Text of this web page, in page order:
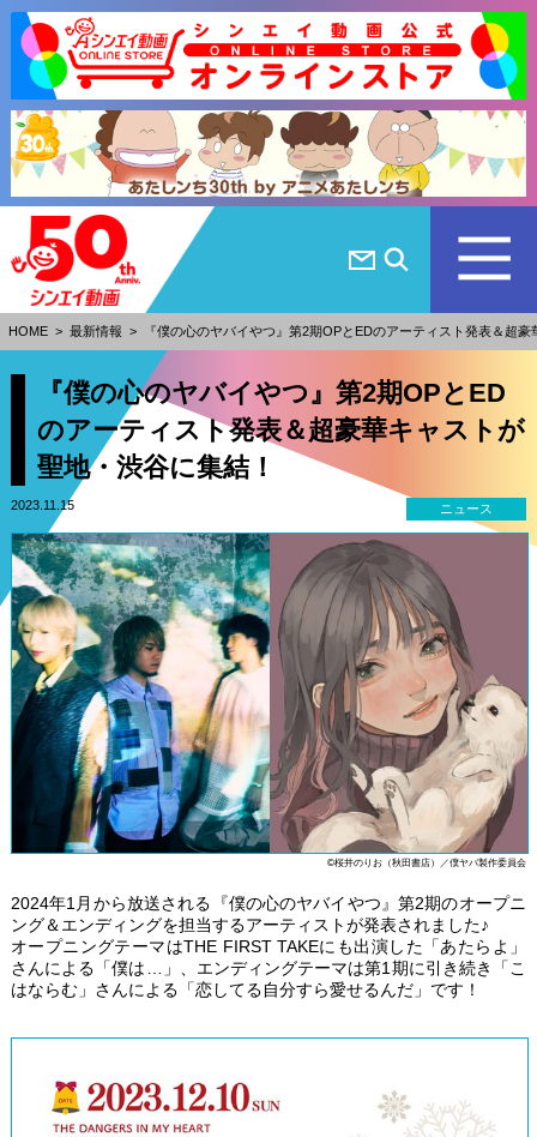
HOME > 最新情報 > 『僕の心のヤバイやつ』第2期OPとEDのアーティスト発表＆超
『僕の心のヤバイやつ』第2期OPとED
のアーティスト発表＆超豪華キャストが
聖地・渋谷に集結！
2023.11.15 ニュース
©桜井のりお（秋田書店）／僕ヤバ製作委員会
2024年1月から放送される『僕の心のヤバイやつ』第2期のオープニ
ング＆エンディングを担当するアーティストが発表されました♪
オープニングテーマはTHE FIRST TAKEにも出演した「あたらよ」
さんによる「僕は…」、エンディングテーマは第1期に引き続き「こ
はならむ」さんによる「恋してる自分すら愛せるんだ」です！